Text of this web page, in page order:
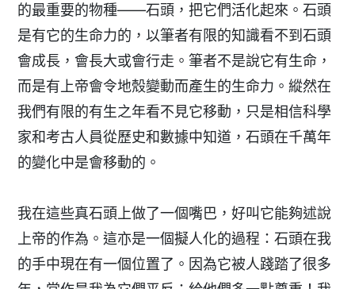
的最重要的物種——石頭，把它們活化起來。石頭
是有它的生命力的，以筆者有限的知識看不到石頭
會成長，會長大或會行走。筆者不是說它有生命，
而是有上帝會令地殼變動而產生的生命力。縱然在
我們有限的有生之年看不見它移動，只是相信科學
家和考古人員從歷史和數據中知道，石頭在千萬年
的變化中是會移動的。
我在這些真石頭上做了一個嘴巴，好叫它能夠述說
上帝的作為。這亦是一個擬人化的過程：石頭在我
的手中現在有一個位置了。因為它被人踐踏了很多